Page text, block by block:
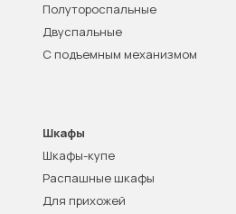
Полутороспальные
Двуспальные
С подъемным механизмом
Шкафы
Шкафы-купе
Распашные шкафы
Для прихожей